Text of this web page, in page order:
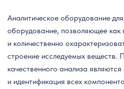
Аналитическое оборудование
оборудование, позволяющее как
и количественно
строение исследуемых веществ.
качественного анализа
и идентификация всех